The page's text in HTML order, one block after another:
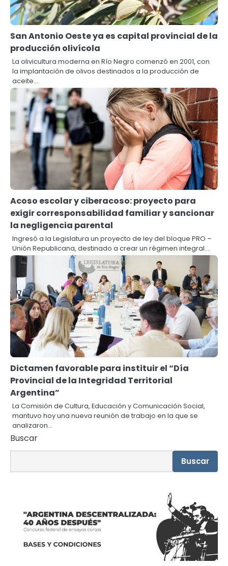
San Antonio Oeste ya es capital provincial de la
producción olivícola
La olivicultura moderna en Río Negro comenzó en 2001, con
la implantación de olivos destinados a la producción de
aceite…
Acoso escolar y ciberacoso: proyecto para
exigir corresponsabilidad familiar y sancionar
la negligencia parental
Ingresó a la Legislatura un proyecto de ley del bloque PRO –
Unión Republicana, destinado a crear un régimen integral…
Dictamen favorable para instituir el “Día
Provincial de la Integridad Territorial
Argentina”
La Comisión de Cultura, Educación y Comunicación Social,
mantuvo hoy una nueva reunión de trabajo en la que se
analizaron…
Buscar
Buscar